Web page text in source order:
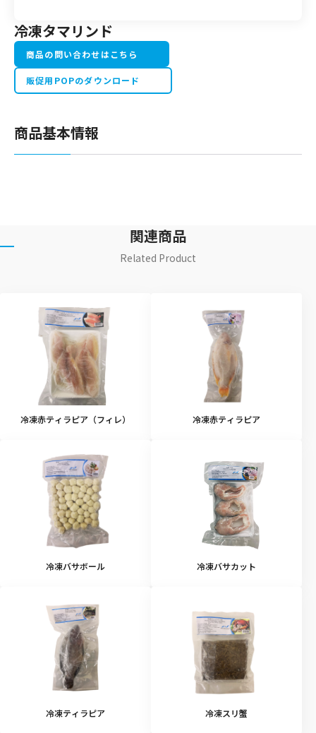
冷凍タマリンド
商品の問い合わせはこちら
販促用POPのダウンロード
商品基本情報
関連商品
Related Product
冷凍赤ティラピア（フィレ） 冷凍赤ティラピア
冷凍バサボール 冷凍バサカット
冷凍ティラピア 冷凍スリ蟹